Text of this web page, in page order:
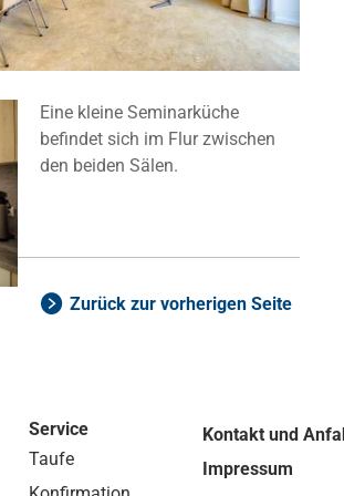
Eine kleine Seminarküche
befindet sich im Flur zwischen
den beiden Sälen.
Zurück zur vorherigen Seite
Service
Taufe
Kontakt und
Impressum